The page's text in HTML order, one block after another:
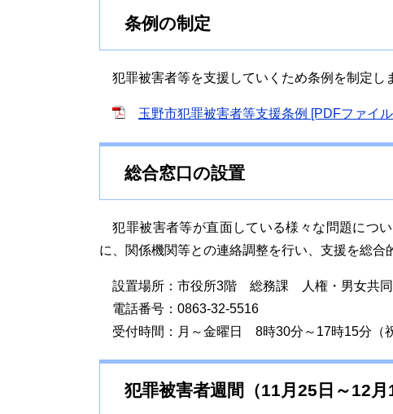
条例の制定
犯罪被害者等を支援していくため条例を制定し
玉野市犯罪被害者等支援条例 [PDFファイ
総合窓口の設置
犯罪被害者等が直面している様々な問題につ
に、関係機関等との連絡調整を行い、支援を総合
設置場所：市役所3階 総務課 人権・男女共同
電話番号：0863-32-5516
受付時間：月～金曜日 8時30分～17時15分（
犯罪被害者週間（11月25日～12月